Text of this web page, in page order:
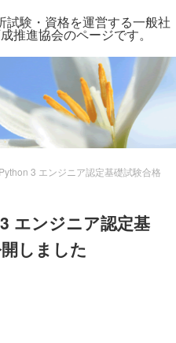
試験・資格を運営する一般社
推進協会のページです。
3 エンジニア認定基礎試験合格
エンジニア認定基
しました